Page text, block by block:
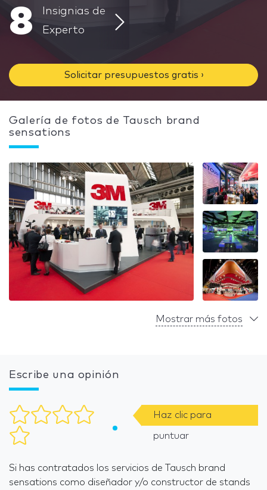
8
Insignias de
Experto
Solicitar presupuestos gratis ›
Galería de fotos de Tausch brand
sensations
Mostrar más fotos
Escribe una opinión
Haz clic para
puntuar
Si has contratados los servicios de Tausch brand
sensations como diseñador y/o constructor de stands